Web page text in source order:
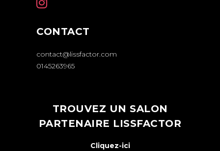
CONTACT
contact@lissfactor.com
0145263965
TROUVEZ UN SALON
PARTENAIRE LISSFACTOR
Cliquez-ici